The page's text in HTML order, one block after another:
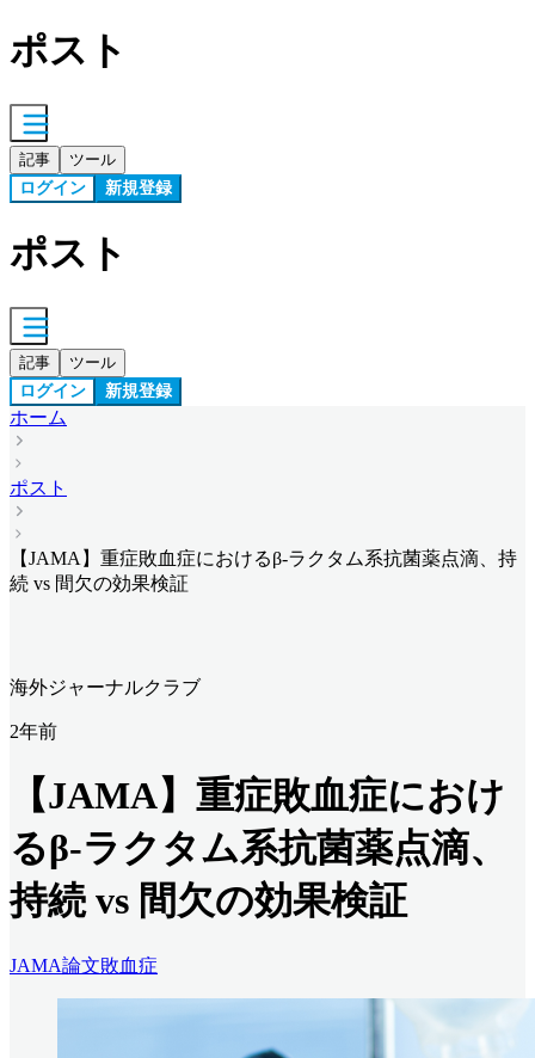
ポスト
記事 ツール
ログイン 新規登録
ポスト
記事 ツール
ログイン 新規登録
ホーム
ポスト
【JAMA】重症敗血症におけるβ-ラクタム系抗菌薬点滴、持
続 vs 間欠の効果検証
海外ジャーナルクラブ
2年前
【JAMA】重症敗血症におけ
るβ-ラクタム系抗菌薬点滴、
持続 vs 間欠の効果検証
JAMA論文敗血症